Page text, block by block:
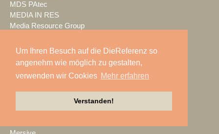
Um Ihren Besuch auf die DieReferenz so
angenehm wie möglich zu gestalten,
verwenden wir Cookies Mehr erfahren
Verstanden!
MDS PAtec
MEDIA IN RES
Media Resource Group
MediaLantic
Mediasystem
MEDIA|tek
MEEVI-rent
Mega Audio
MEGATECH